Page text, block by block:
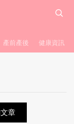
產前產後 健康資訊
章